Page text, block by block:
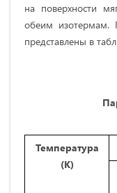
на поверхности
обеим изотермам.
представлены в
Температура
(K)